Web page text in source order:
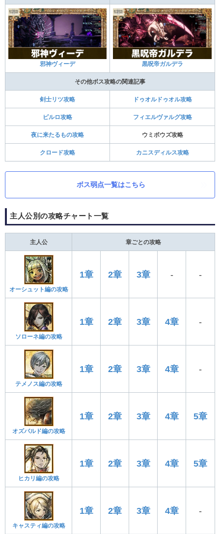
邪神ヴィーデ 黒呪帝ガルデラ
その他ボス攻略の関連記事
剣士リツ攻略 ドゥオルドゥオル攻略
ピルロ攻略 フィエルヴァルグ攻略
夜に来たるもの攻略 ウミボウズ攻略
クロード攻略 カニスディルス攻略
ボス弱点一覧はこちら
主人公別の攻略チャート一覧
主人公 章ごとの攻略
オーシュット編の攻略
1章 2章 3章 - -
ソローネ編の攻略
1章 2章 3章 4章 -
テメノス編の攻略
1章 2章 3章 4章 -
オズバルド編の攻略
1章 2章 3章 4章 5章
ヒカリ編の攻略
1章 2章 3章 4章 5章
キャスティ編の攻略
1章 2章 3章 4章 -